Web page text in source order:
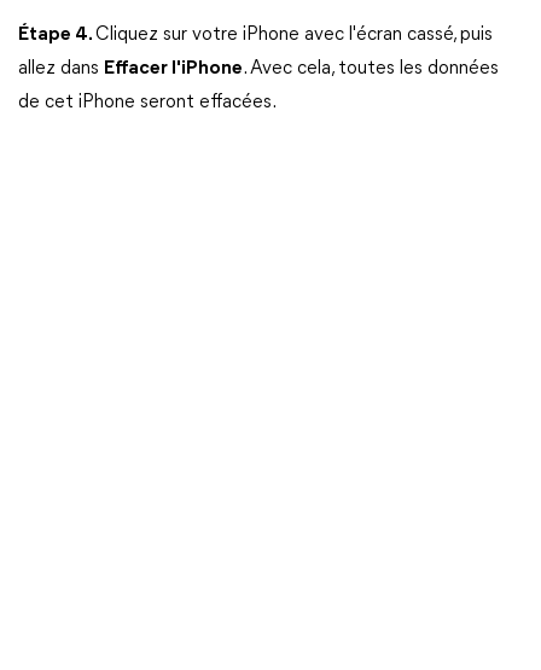
Étape 4.Cliquez sur votre iPhone avec l'écran cassé, puis
allez dans Effacer l'iPhone. Avec cela, toutes les données
de cet iPhone seront effacées.